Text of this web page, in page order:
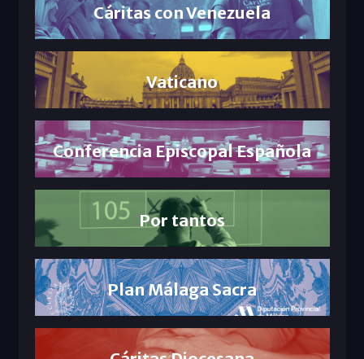
Cáritas con Venezuela
Vaticano
Conferencia Episcopal Española
Por tantos
Plan Málaga Sacra